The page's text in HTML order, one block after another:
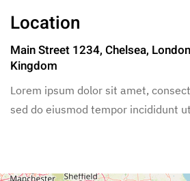
Location
Main Street 1234, Chelsea,
Kingdom
Lorem ipsum dolor sit amet,
sed do eiusmod tempor incididunt